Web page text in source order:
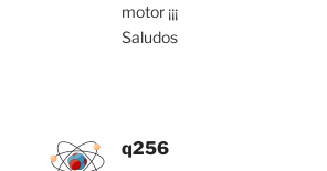
motor ¡¡¡
Saludos
q256